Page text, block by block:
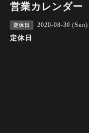
営業カレンダー
定休日 2020-08-30 (Sun)
定休日